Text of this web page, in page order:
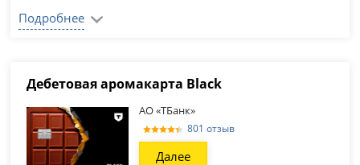
Подробнее
Дебетовая аромакарта Black
АО «ТБанк»
801 отзыв
Далее